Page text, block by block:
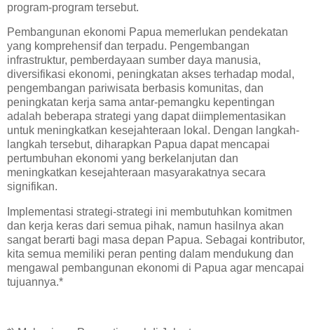
program-program tersebut.
Pembangunan ekonomi Papua memerlukan pendekatan
yang komprehensif dan terpadu. Pengembangan
infrastruktur, pemberdayaan sumber daya manusia,
diversifikasi ekonomi, peningkatan akses terhadap modal,
pengembangan pariwisata berbasis komunitas, dan
peningkatan kerja sama antar-pemangku kepentingan
adalah beberapa strategi yang dapat diimplementasikan
untuk meningkatkan kesejahteraan lokal. Dengan langkah-
langkah tersebut, diharapkan Papua dapat mencapai
pertumbuhan ekonomi yang berkelanjutan dan
meningkatkan kesejahteraan masyarakatnya secara
signifikan.
Implementasi strategi-strategi ini membutuhkan komitmen
dan kerja keras dari semua pihak, namun hasilnya akan
sangat berarti bagi masa depan Papua. Sebagai kontributor,
kita semua memiliki peran penting dalam mendukung dan
mengawal pembangunan ekonomi di Papua agar mencapai
tujuannya.*